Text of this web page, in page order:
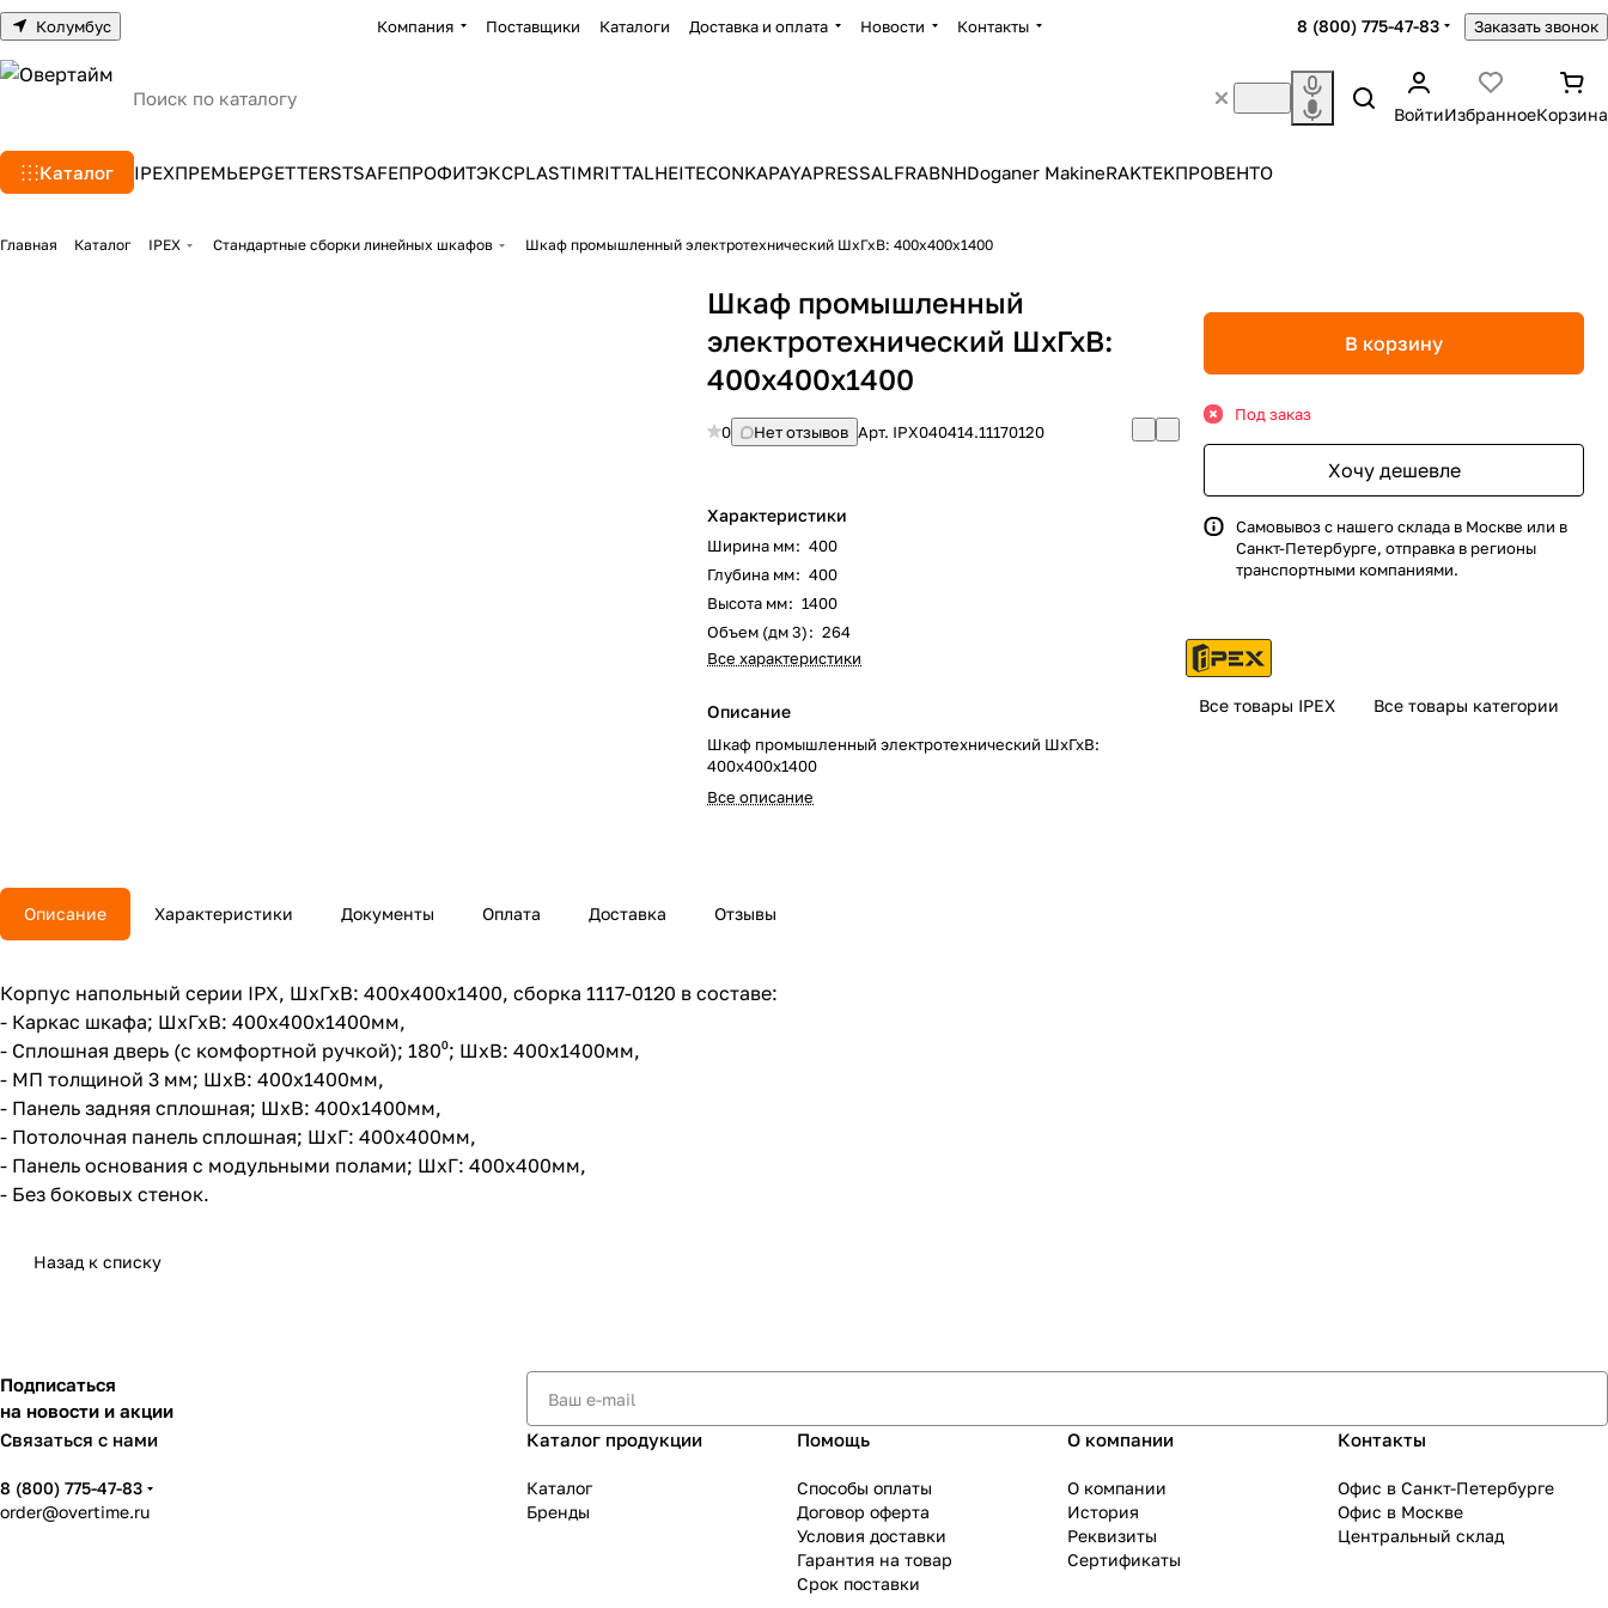
Колумбус Компания Поставщики Каталоги Доставка и оплата Новости Контакты 8 (800) 775-47-83 Заказать звонок
ВойтиИзбранноеКорзина
Каталог IPEXПРЕМЬЕРGETTERSTSAFEПРОФИТЭКСPLASTIMRITTALHEITECONKAPAYAPRESSALFRABNHDoganer MakineRAKTEKПРОВЕНТО
Главная Каталог IPEX Стандартные сборки линейных шкафов Шкаф промышленный электротехнический ШхГхВ: 400х400х1400
Шкаф промышленный
электротехнический ШхГхВ:
400х400х1400
0 Нет отзывов Арт. IPX040414.11170120
Характеристики
Ширина мм: 400
Глубина мм: 400
Высота мм: 1400
Объем (дм 3): 264
Все характеристики
Описание
Шкаф промышленный электротехнический ШхГхВ:
400х400х1400
Все описание
В корзину
Под заказ
Хочу дешевле
Самовывоз с нашего склада в Москве или в
Санкт-Петербурге, отправка в регионы
транспортными компаниями.
Все товары IPEX Все товары категории
Описание Характеристики Документы Оплата Доставка Отзывы
Корпус напольный серии IPX, ШхГхВ: 400х400х1400, сборка 1117-0120 в составе:
- Каркас шкафа; ШхГхВ: 400x400х1400мм,
- Сплошная дверь (с комфортной ручкой); 180⁰; ШхВ: 400х1400мм,
- МП толщиной 3 мм; ШхВ: 400х1400мм,
- Панель задняя сплошная; ШхВ: 400х1400мм,
- Потолочная панель сплошная; ШхГ: 400х400мм,
- Панель основания с модульными полами; ШхГ: 400х400мм,
- Без боковых стенок.
Назад к списку
Подписаться
на новости и акции
Связаться с нами
8 (800) 775-47-83
order@overtime.ru
Каталог продукции
Каталог
Бренды
Помощь
Способы оплаты
Договор оферта
Условия доставки
Гарантия на товар
Срок поставки
О компании
О компании
История
Реквизиты
Сертификаты
Контакты
Офис в Санкт-Петербурге
Офис в Москве
Центральный склад